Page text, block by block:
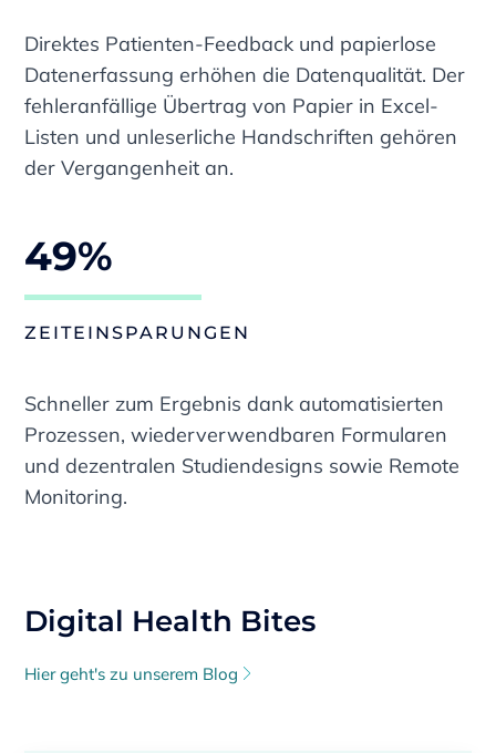
Direktes Patienten-Feedback und papierlose
Datenerfassung erhöhen die Datenqualität. Der
fehleranfällige Übertrag von Papier in Excel-
Listen und unleserliche Handschriften gehören
der Vergangenheit an.
49%
ZEITEINSPARUNGEN
Schneller zum Ergebnis dank automatisierten
Prozessen, wiederverwendbaren Formularen
und dezentralen Studiendesigns sowie Remote
Monitoring.
Digital Health Bites
Hier geht's zu unserem Blog